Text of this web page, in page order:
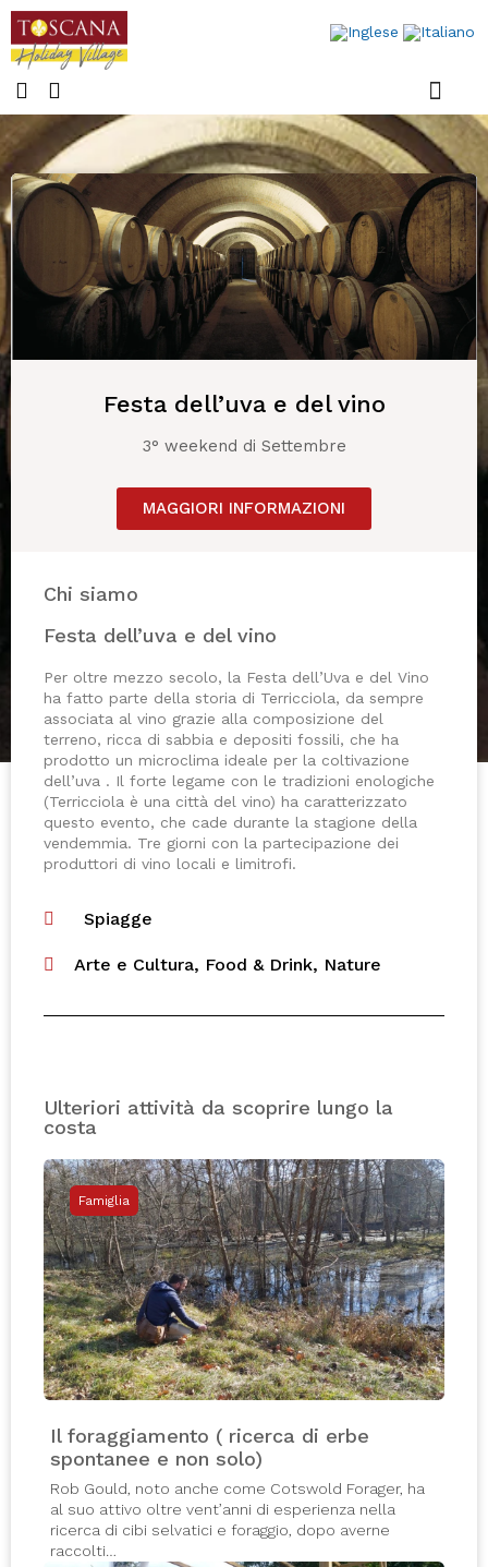
Festa dell’uva e del vino
3° weekend di Settembre
MAGGIORI INFORMAZIONI
Chi siamo
Festa dell’uva e del vino
Per oltre mezzo secolo, la Festa dell’Uva e del Vino
ha fatto parte della storia di Terricciola, da sempre
associata al vino grazie alla composizione del
terreno, ricca di sabbia e depositi fossili, che ha
prodotto un microclima ideale per la coltivazione
dell’uva . Il forte legame con le tradizioni enologiche
(Terricciola è una città del vino) ha caratterizzato
questo evento, che cade durante la stagione della
vendemmia. Tre giorni con la partecipazione dei
produttori di vino locali e limitrofi.
Spiagge
Arte e Cultura, Food & Drink, Nature
Ulteriori attività da scoprire lungo la
costa
Famiglia
Il foraggiamento ( ricerca di erbe
spontanee e non solo)
Rob Gould, noto anche come Cotswold Forager, ha
al suo attivo oltre vent’anni di esperienza nella
ricerca di cibi selvatici e foraggio, dopo averne
raccolti…